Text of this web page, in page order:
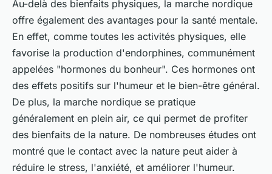
Au-delà des bienfaits physiques, la marche nordique
offre également des avantages pour la santé mentale.
En effet, comme toutes les activités physiques, elle
favorise la production d'endorphines, communément
appelées "hormones du bonheur". Ces hormones ont
des effets positifs sur l'humeur et le bien-être général.
De plus, la marche nordique se pratique
généralement en plein air, ce qui permet de profiter
des bienfaits de la nature. De nombreuses études ont
montré que le contact avec la nature peut aider à
réduire le stress, l'anxiété, et améliorer l'humeur.